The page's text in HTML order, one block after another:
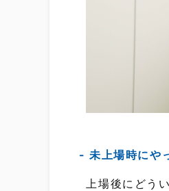
未上場時にや
上場後にどう